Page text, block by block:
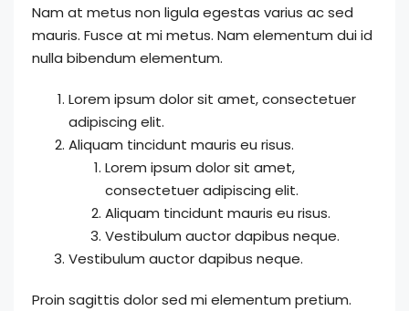
Nam at metus non ligula egestas varius ac sed
mauris. Fusce at mi metus. Nam elementum dui id
nulla bibendum elementum.
Lorem ipsum dolor sit amet, consectetuer
adipiscing elit.
Aliquam tincidunt mauris eu risus.
Lorem ipsum dolor sit amet,
consectetuer adipiscing elit.
Aliquam tincidunt mauris eu risus.
Vestibulum auctor dapibus neque.
Vestibulum auctor dapibus neque.
Proin sagittis dolor sed mi elementum pretium.